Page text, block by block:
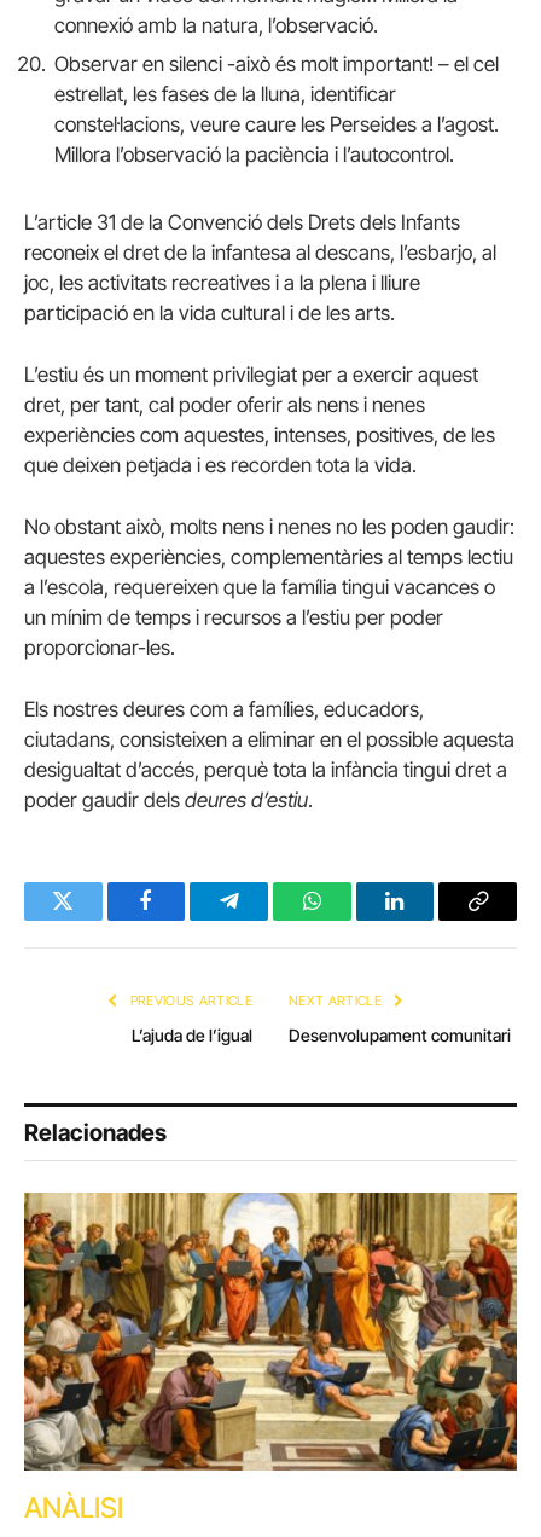
connexió amb la natura, l’observació.
Observar en silenci -això és molt important! – el cel
estrellat, les fases de la lluna, identificar
constel·lacions, veure caure les Perseides a l’agost.
Millora l’observació la paciència i l’autocontrol.
L’article 31 de la Convenció dels Drets dels Infants
reconeix el dret de la infantesa al descans, l’esbarjo, al
joc, les activitats recreatives i a la plena i lliure
participació en la vida cultural i de les arts.
L’estiu és un moment privilegiat per a exercir aquest
dret, per tant, cal poder oferir als nens i nenes
experiències com aquestes, intenses, positives, de les
que deixen petjada i es recorden tota la vida.
No obstant això, molts nens i nenes no les poden gaudir:
aquestes experiències, complementàries al temps lectiu
a l’escola, requereixen que la família tingui vacances o
un mínim de temps i recursos a l’estiu per poder
proporcionar-les.
Els nostres deures com a famílies, educadors,
ciutadans, consisteixen a eliminar en el possible aquesta
desigualtat d’accés, perquè tota la infància tingui dret a
poder gaudir dels deures d’estiu.
Twitter FacebookTelegramWhatsAppLinkedInCopy
PREVIOUS ARTICLE
L’ajuda de l’igual
NEXT ARTICLE
Desenvolupament comunitari
Relacionades
ANÀLISI